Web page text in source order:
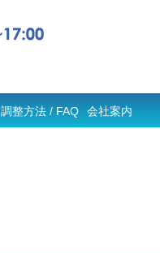
調整方法 / FAQ 会社案内